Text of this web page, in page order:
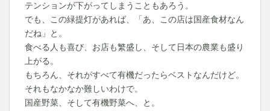
テンションが下がってしまうこともあろう。
でも、この緑提灯があれば、「あ、この店は国産食材なん
だね」と。
食べる人も喜び、お店も繁盛し、そして日本の農業も盛り
上がる。
もちろん、それがすべて有機だったらベストなんだけど。
それもなかなか難しいわけで。
国産野菜、そして有機野菜へ、と。